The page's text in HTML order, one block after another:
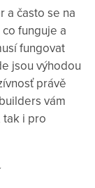
a často se na
funguje a
fungovat
jsou výhodou
právě
vám
i pro